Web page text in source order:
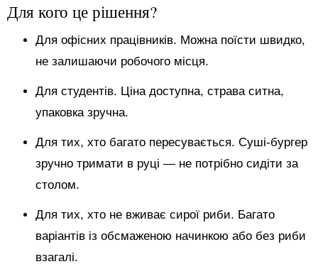
Для кого це рішення?
Для офісних працівників. Можна поїсти швидко,
не залишаючи робочого місця.
Для студентів. Ціна доступна, страва ситна,
упаковка зручна.
Для тих, хто багато пересувається. Суші-бургер
зручно тримати в руці — не потрібно сидіти за
столом.
Для тих, хто не вживає сирої риби. Багато
варіантів із обсмаженою начинкою або без риби
взагалі.